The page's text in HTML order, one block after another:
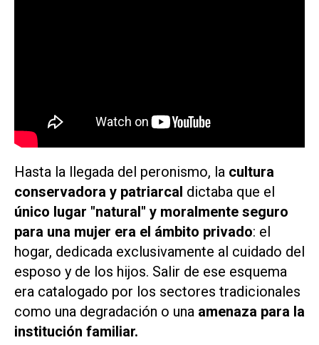
Hasta la llegada del peronismo, la cultura
conservadora y patriarcal dictaba que el
único lugar "natural" y moralmente seguro
para una mujer era el ámbito privado: el
hogar, dedicada exclusivamente al cuidado del
esposo y de los hijos. Salir de ese esquema
era catalogado por los sectores tradicionales
como una degradación o una amenaza para la
institución familiar.